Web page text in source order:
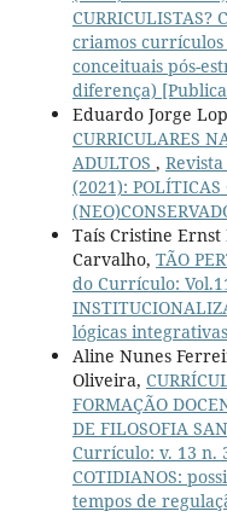
criamos
conceituais pós-
diferença)
Eduardo Jorge
CURRICULARES
ADULTOS ,
(2021): POLÍTICAS
Taís Cristine
Carvalho, TÃO
do Currículo:
lógicas
Aline Nunes
Oliveira,
FORMAÇÃO
DE FILOSOFIA
Currículo: v. 13 n.
COTIDIANOS:
tempos de